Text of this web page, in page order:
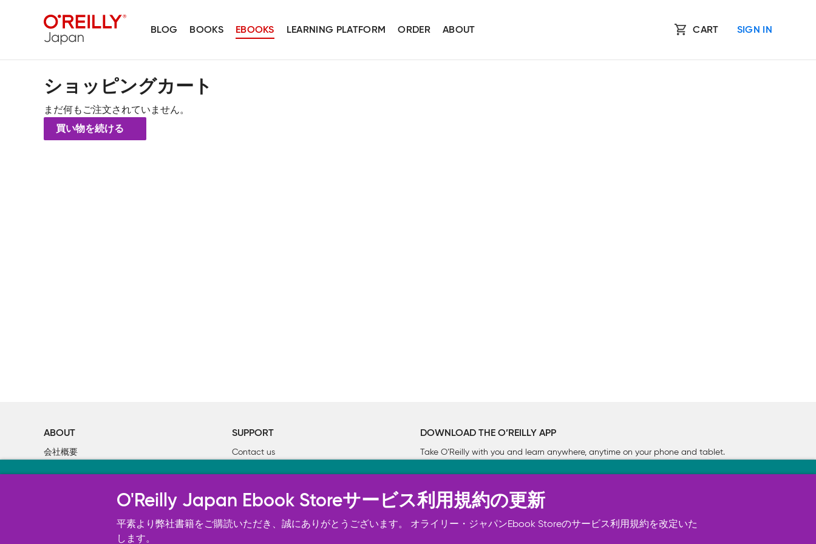
BLOG BOOKS EBOOKS LEARNING PLATFORM ORDER ABOUT CART SIGN IN
ショッピングカート
まだ何もご注文されていません。
買い物を続ける
ABOUT
会社概要
SUPPORT
Contact us
DOWNLOAD THE O’REILLY APP
Take O’Reilly with you and learn anywhere, anytime on your phone and tablet.
オライリー・ジャパンのWeb サイトは正常に機能するためにいくつかの Cookie を必要とします（必須）。 このほか、サイト使用状
況の分析、ユーザー・エクスペリエンスの向上、広告宣伝のために、お客様の同意を得て、その他の Cookie を使用することがありま
す。 詳細については
O'Reilly Japan Ebook Storeサービス利用規約の更新
平素より弊社書籍をご購読いただき、誠にありがとうございます。 オライリー・ジャパンEbook Storeのサービス利用規約を改定いた
します。